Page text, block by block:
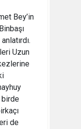
Bey’in
Uzun
birde
de